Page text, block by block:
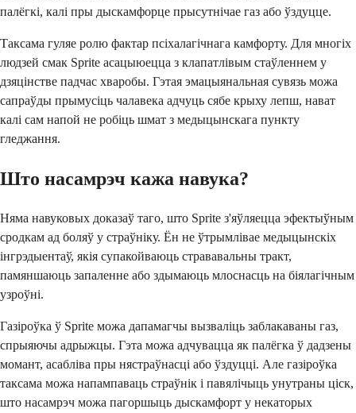
палёгкі, калі пры дыскамфорце прысутнічае газ або ўздуцце.
Таксама гуляе ролю фактар псіхалагічнага камфорту. Для многіх
людзей смак Sprite асацыюецца з клапатлівым стаўленнем у
дзяцінстве падчас хваробы. Гэтая эмацыянальная сувязь можа
сапраўды прымусіць чалавека адчуць сябе крыху лепш, нават
калі сам напой не робіць шмат з медыцынскага пункту
гледжання.
Што насамрэч кажа навука?
Няма навуковых доказаў таго, што Sprite з'яўляецца эфектыўным
сродкам ад боляў у страўніку. Ён не ўтрымлівае медыцынскіх
інгрэдыентаў, якія супакойваюць стрававальны тракт,
памяншаюць запаленне або здымаюць млоснасць на біялагічным
узроўні.
Газіроўка ў Sprite можа дапамагчы вызваліць заблакаваны газ,
спрыяючы адрыжцы. Гэта можа адчувацца як палёгка ў дадзены
момант, асабліва пры нястраўнасці або ўздуцці. Але газіроўка
таксама можа напампаваць страўнік і павялічыць унутраны ціск,
што насамрэч можа пагоршыць дыскамфорт у некаторых